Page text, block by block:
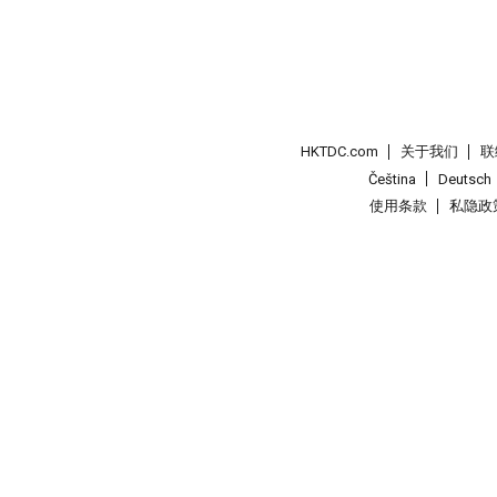
HKTDC.com 关于我们
Čeština
Deutsch
使用条款
私隐政